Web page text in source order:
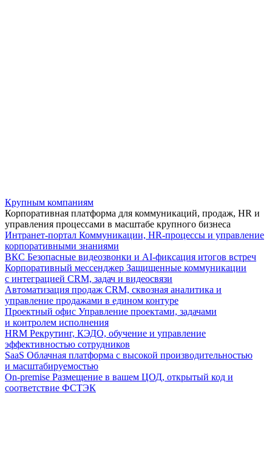
Крупным компаниям
Корпоративная платформа для коммуникаций, продаж, HR и
управления процессами в масштабе крупного бизнеса
Интранет-портал Коммуникации, HR-процессы и управление
корпоративными знаниями
ВКС Безопасные видеозвонки и AI-фиксация итогов встреч
Корпоративный мессенджер Защищенные коммуникации
с интеграцией CRM, задач и видеосвязи
Автоматизация продаж CRM, сквозная аналитика и
управление продажами в едином контуре
Проектный офис Управление проектами, задачами
и контролем исполнения
HRM Рекрутинг, КЭДО, обучение и управление
эффективностью сотрудников
SaaS Облачная платформа с высокой производительностью
и масштабируемостью
On-premise Размещение в вашем ЦОД, открытый код и
соответствие ФСТЭК